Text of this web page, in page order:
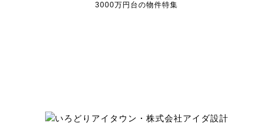
3000万円台の物件特集